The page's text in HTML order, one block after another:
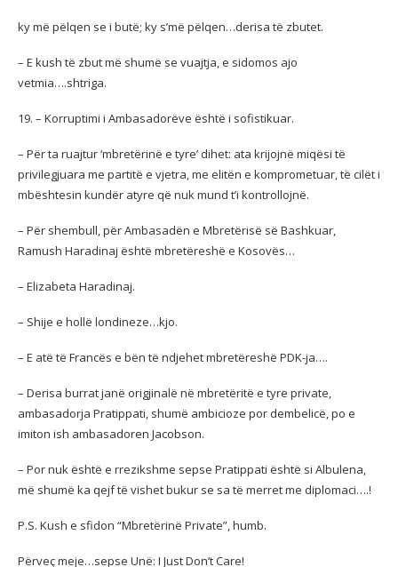
ky më pëlqen se i butë; ky s’më pëlqen…derisa të zbutet.
– E kush të zbut më shumë se vuajtja, e sidomos ajo
vetmia….shtriga.
19. – Korruptimi i Ambasadorëve është i sofistikuar.
– Për ta ruajtur ‘mbretërinë e tyre’ dihet: ata krijojnë miqësi të
privilegjuara me partitë e vjetra, me elitën e komprometuar, të cilët i
mbështesin kundër atyre që nuk mund t’i kontrollojnë.
– Për shembull, për Ambasadën e Mbretërisë së Bashkuar,
Ramush Haradinaj është mbretëreshë e Kosovës…
– Elizabeta Haradinaj.
– Shije e hollë londineze…kjo.
– E atë të Francës e bën të ndjehet mbretëreshë PDK-ja….
– Derisa burrat janë origjinalë në mbretëritë e tyre private,
ambasadorja Pratippati, shumë ambicioze por dembelicë, po e
imiton ish ambasadoren Jacobson.
– Por nuk është e rrezikshme sepse Pratippati është si Albulena,
më shumë ka qejf të vishet bukur se sa të merret me diplomaci….!
P.S. Kush e sfidon “Mbretërinë Private”, humb.
Përveç meje…sepse Unë: I Just Don’t Care!